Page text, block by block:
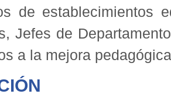
de establecimientos
Jefes de
a la mejora